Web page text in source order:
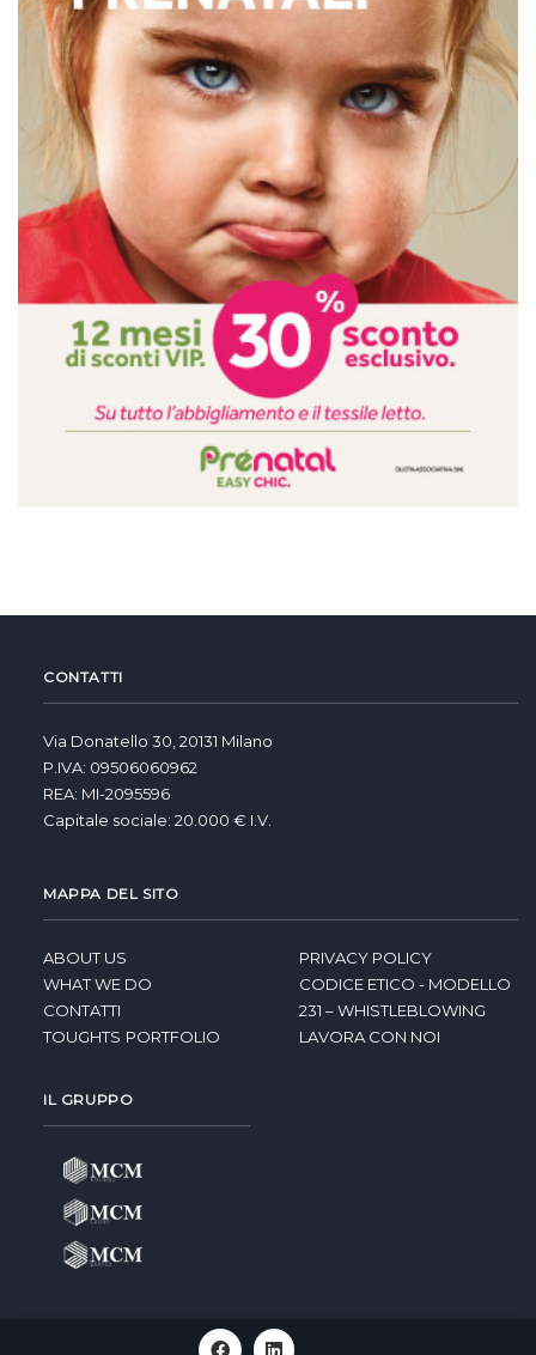
CONTATTI
Via Donatello 30, 20131 Milano
P.IVA: 09506060962
REA: MI-2095596
Capitale sociale: 20.000 € I.V.
MAPPA DEL SITO
ABOUT US
WHAT WE DO
CONTATTI
TOUGHTS PORTFOLIO
PRIVACY POLICY
CODICE ETICO - MODELLO
231 – WHISTLEBLOWING
LAVORA CON NOI
IL GRUPPO